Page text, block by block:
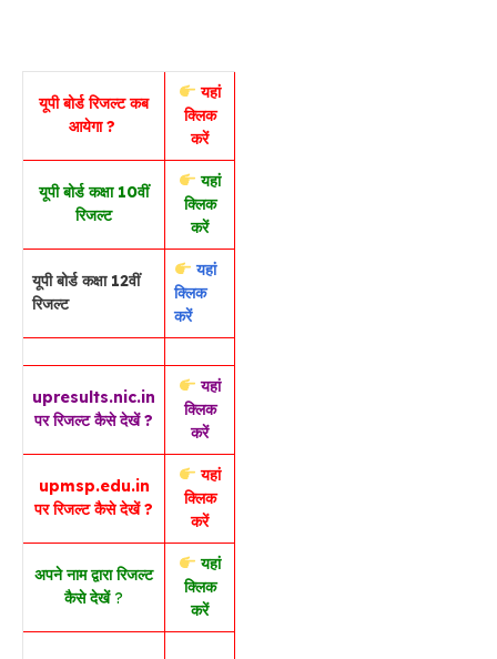
यूपी बोर्ड रिजल्ट कब
आयेगा ?
यहां
क्लिक
करें
यूपी बोर्ड कक्षा 10वीं
रिजल्ट
यहां
क्लिक
करें
यूपी बोर्ड कक्षा 12वीं
रिजल्ट
यहां
क्लिक
करें
upresults.nic.in
पर रिजल्ट कैसे देखें ?
यहां
क्लिक
करें
upmsp.edu.in
पर रिजल्ट कैसे देखें ?
यहां
क्लिक
करें
अपने नाम द्वारा रिजल्ट
कैसे देखें?
यहां
क्लिक
करें